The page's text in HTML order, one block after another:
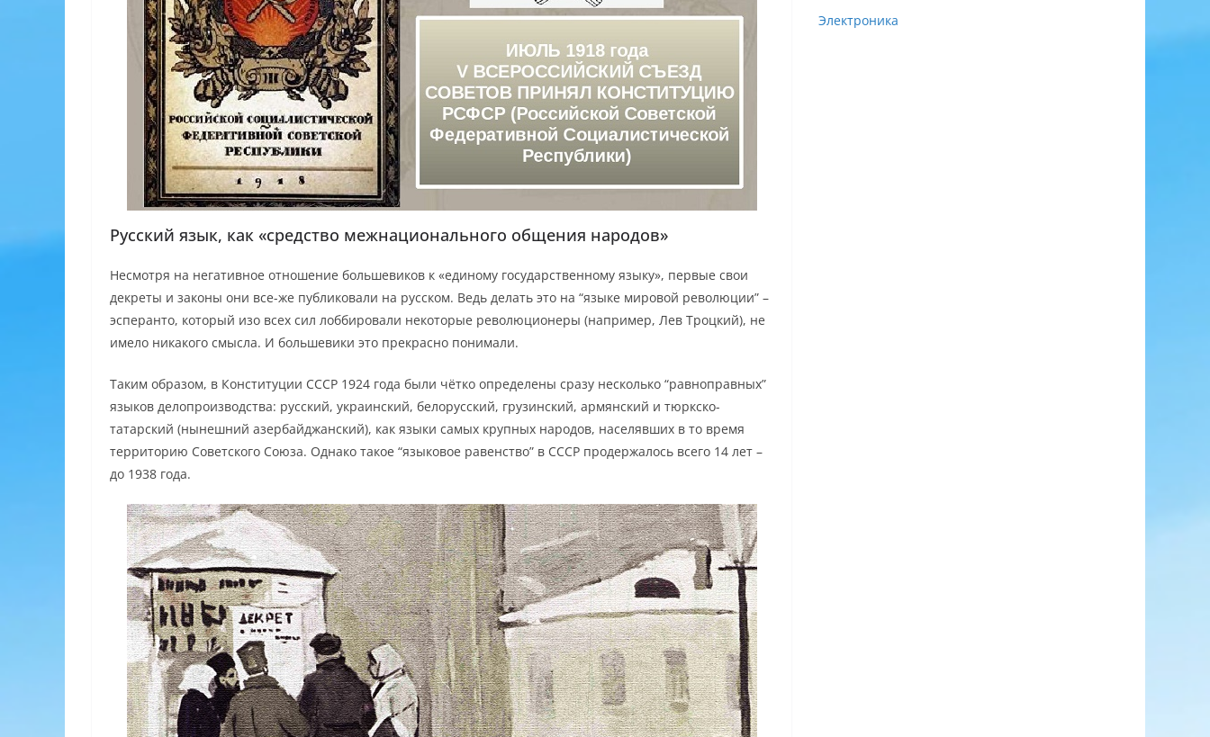
Русский язык, как «средство межнационального общения народов»
Несмотря на негативное отношение большевиков к «единому государственному языку», первые свои
декреты и законы они все-же публиковали на русском. Ведь делать это на “языке мировой революции” –
эсперанто, который изо всех сил лоббировали некоторые революционеры (например, Лев Троцкий), не
имело никакого смысла. И большевики это прекрасно понимали.
Таким образом, в Конституции СССР 1924 года были чётко определены сразу несколько “равноправных”
языков делопроизводства: русский, украинский, белорусский, грузинский, армянский и тюркско-
татарский (нынешний азербайджанский), как языки самых крупных народов, населявших в то время
территорию Советского Союза. Однако такое “языковое равенство” в СССР продержалось всего 14 лет –
до 1938 года.
Электроника